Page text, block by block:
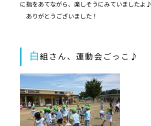
に指をあてながら、楽しそうにみていましたよ♪
ありがとうございました！
白 組さん、運動会ごっこ♪